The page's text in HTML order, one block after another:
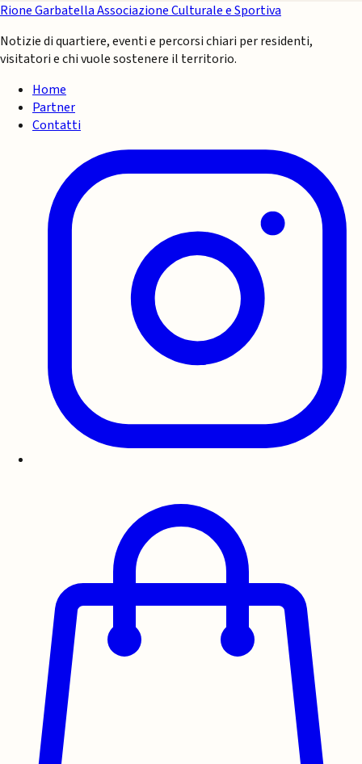
Rione GarbatellaAssociazione Culturale e Sportiva
Notizie di quartiere, eventi e percorsi chiari per residenti,
visitatori e chi vuole sostenere il territorio.
Home
Partner
Contatti